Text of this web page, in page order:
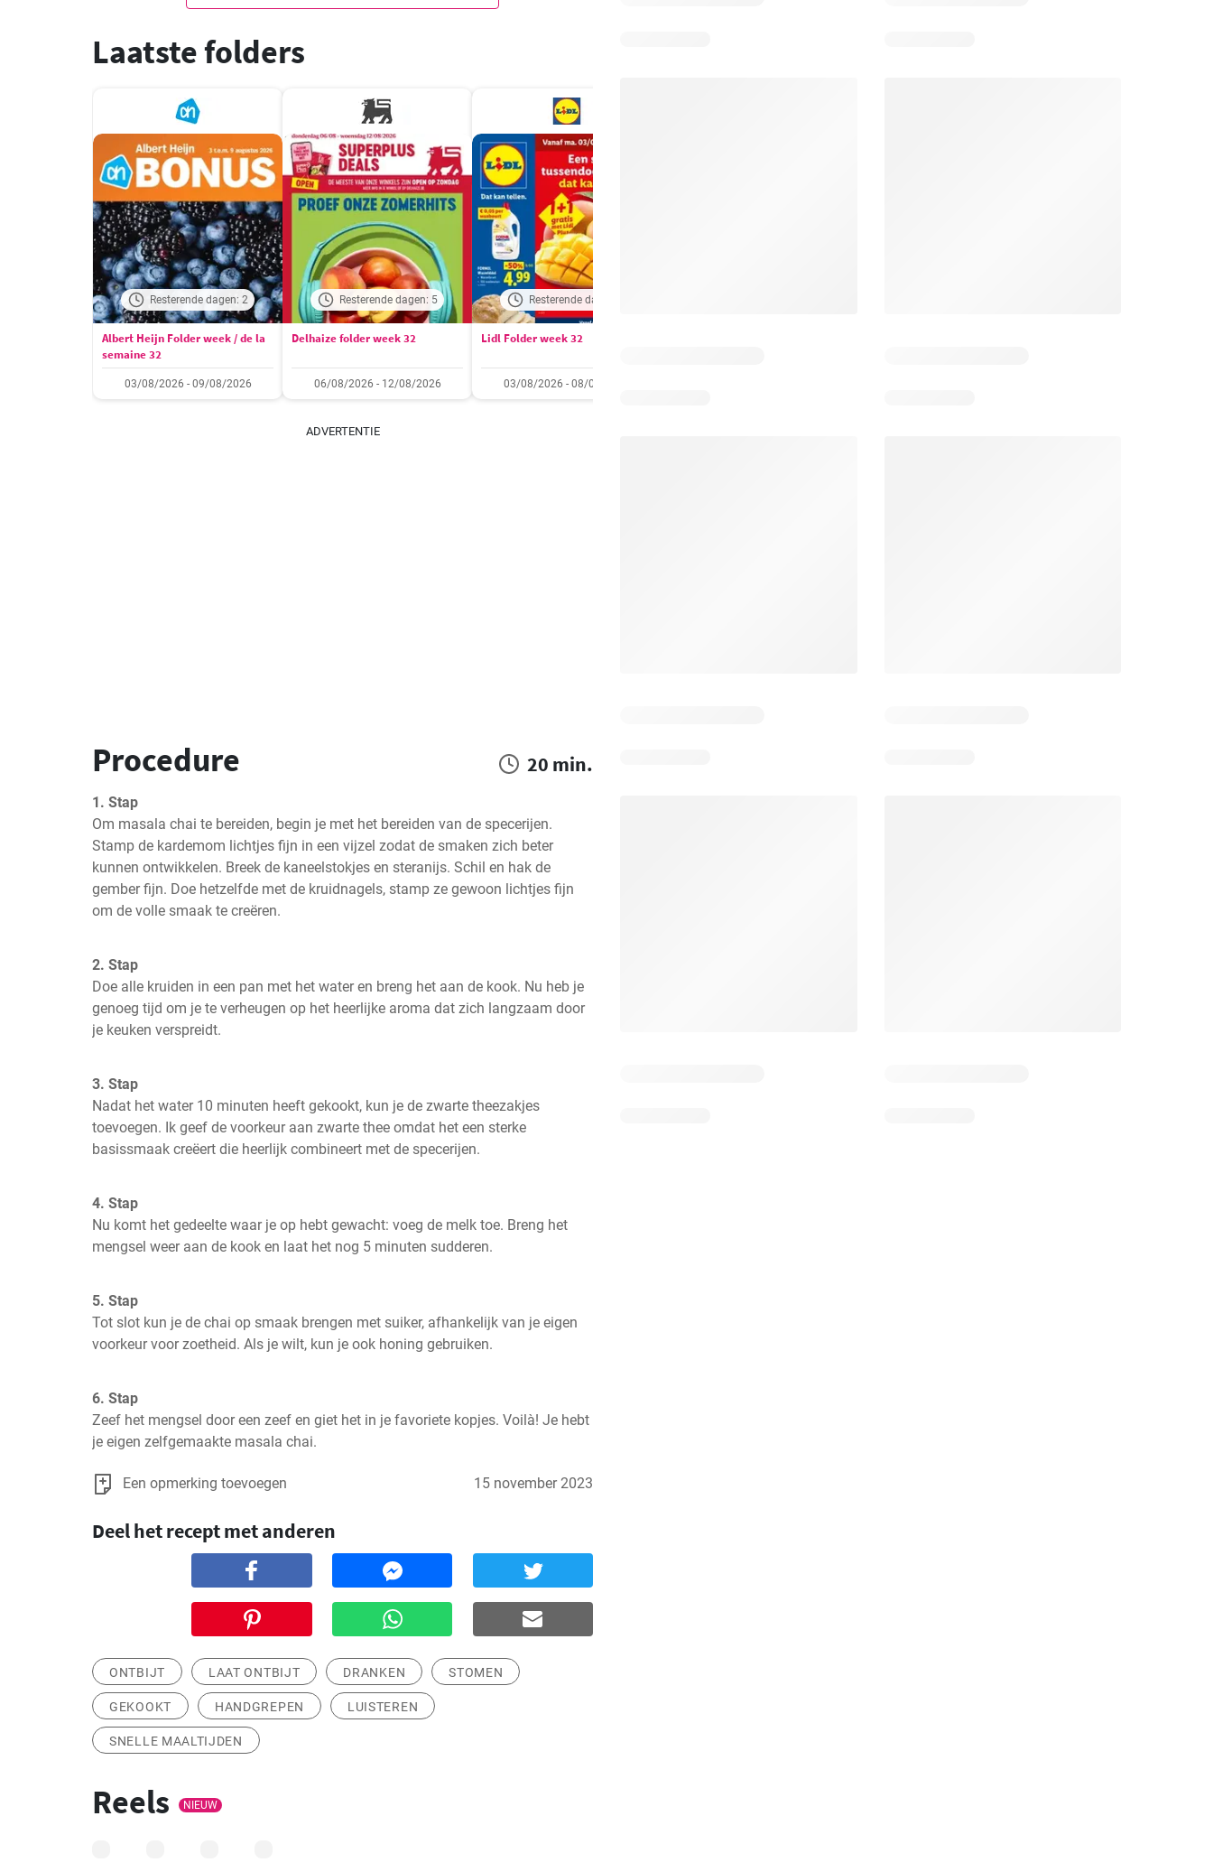
Laatste folders
Resterende dagen: 2
Albert Heijn Folder week / de la
semaine 32
03/08/2026 - 09/08/2026
Resterende dagen: 5
Delhaize folder week 32
06/08/2026 - 12/08/2026
Resterende dagen: 1
Lidl Folder week 32
03/08/2026 - 08/08/2026
ADVERTENTIE
Procedure 20 min.
1. Stap
Om masala chai te bereiden, begin je met het bereiden van de specerijen.
Stamp de kardemom lichtjes fijn in een vijzel zodat de smaken zich beter
kunnen ontwikkelen. Breek de kaneelstokjes en steranijs. Schil en hak de
gember fijn. Doe hetzelfde met de kruidnagels, stamp ze gewoon lichtjes fijn
om de volle smaak te creëren.
2. Stap
Doe alle kruiden in een pan met het water en breng het aan de kook. Nu heb je
genoeg tijd om je te verheugen op het heerlijke aroma dat zich langzaam door
je keuken verspreidt.
3. Stap
Nadat het water 10 minuten heeft gekookt, kun je de zwarte theezakjes
toevoegen. Ik geef de voorkeur aan zwarte thee omdat het een sterke
basissmaak creëert die heerlijk combineert met de specerijen.
4. Stap
Nu komt het gedeelte waar je op hebt gewacht: voeg de melk toe. Breng het
mengsel weer aan de kook en laat het nog 5 minuten sudderen.
5. Stap
Tot slot kun je de chai op smaak brengen met suiker, afhankelijk van je eigen
voorkeur voor zoetheid. Als je wilt, kun je ook honing gebruiken.
6. Stap
Zeef het mengsel door een zeef en giet het in je favoriete kopjes. Voilà! Je hebt
je eigen zelfgemaakte masala chai.
Een opmerking toevoegen 15 november 2023
Deel het recept met anderen
ONTBIJT LAAT ONTBIJT DRANKEN STOMEN
GEKOOKT HANDGREPEN LUISTEREN
SNELLE MAALTIJDEN
Reels NIEUW